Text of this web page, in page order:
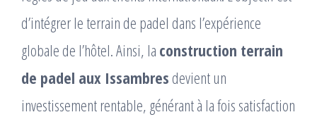
d’intégrer le terrain de padel dans l’expérience
globale de l’hôtel. Ainsi, la construction terrain
de padel aux Issambres devient un
investissement rentable, générant à la fois satisfaction